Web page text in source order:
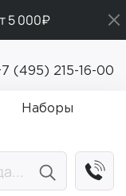
5 000₽
5 000₽
(495) 215-16-00
Наборы